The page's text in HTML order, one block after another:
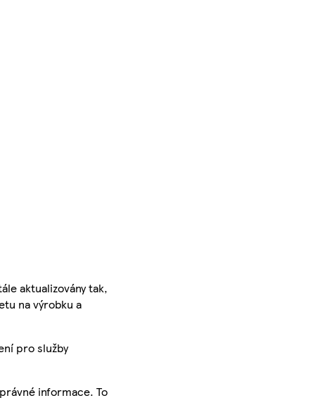
aktualizovány tak,
na výrobku a
pro služby
informace. To